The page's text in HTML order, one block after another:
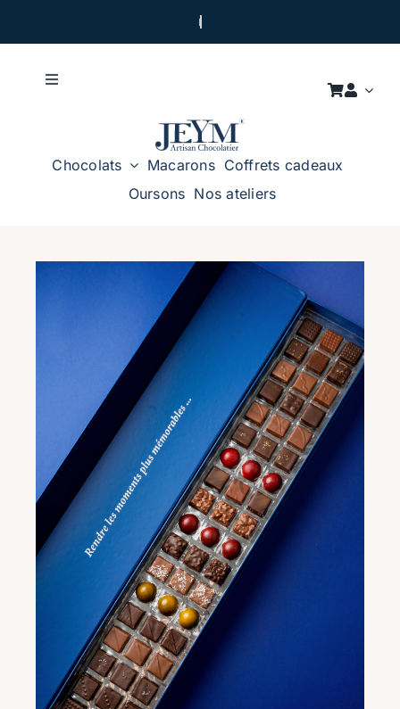
Toggle
CADEAUX D’ENTREPRISES
Certification Kasher
Chocolats Macarons Coffrets cadeaux
Oursons Nos ateliers